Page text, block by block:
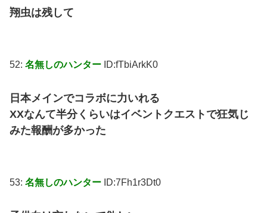
翔虫は残して
52: 名無しのハンター ID:fTbiArkK0
日本メインでコラボに力いれる
XXなんて半分くらいはイベントクエストで狂気じ
みた報酬が多かった
53: 名無しのハンター ID:7Fh1r3Dt0